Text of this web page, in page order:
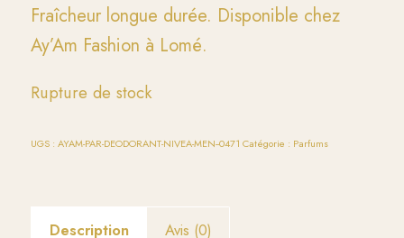
Fraîcheur longue durée. Disponible chez
Ay’Am Fashion à Lomé.
Rupture de stock
UGS : AYAM-PAR-DEODORANT-NIVEA-MEN--0471 Catégorie : Parfums
Description Avis (0)